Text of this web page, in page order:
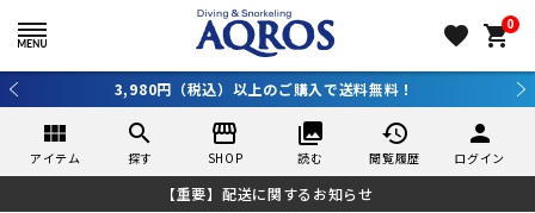
favorite 0
shopping_cart
3,980円（税込）以上のご購入で送料無料！
view_module
アイテム
search
探す
storefront
SHOP
collections
読む
history
閲覧履歴
person
ログイン
【重要】配送に関するお知らせ